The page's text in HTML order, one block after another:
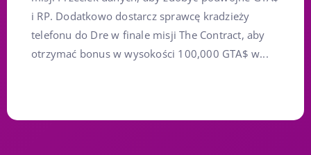
i RP. Dodatkowo dostarcz sprawcę kradzieży
telefonu do Dre w finale misji The Contract, aby
otrzymać bonus w wysokości 100,000 GTA$ w...